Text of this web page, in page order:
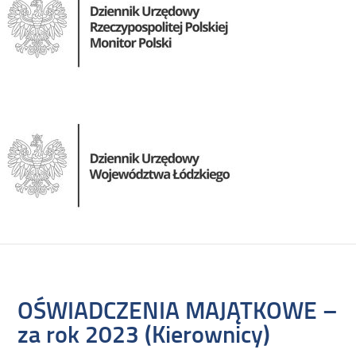
OŚWIADCZENIA MAJĄTKOWE –
za rok 2023 (Kierownicy)